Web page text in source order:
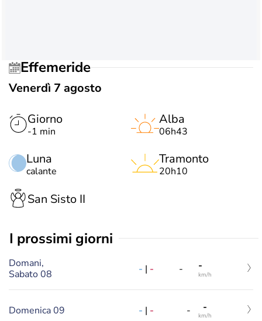
Effemeride
Venerdì 7 agosto
Giorno
-1 min
Luna
calante
Alba
06h43
Tramonto
20h10
San Sisto II
i prossimi giorni
Domani,
Sabato 08
- | - - -
km/h
Domenica 09 - | - - -
km/h